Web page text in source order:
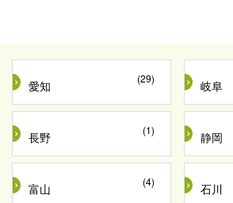
愛知 (29) 岐阜
長野 (1) 静岡
富山 (4) 石川